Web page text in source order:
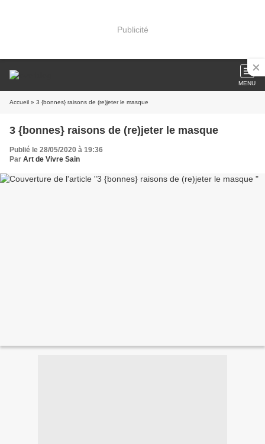
Publicité
MENU
Accueil » 3 {bonnes} raisons de (re)jeter le masque
3 {bonnes} raisons de (re)jeter le masque
Publié le 28/05/2020 à 19:36
Par Art de Vivre Sain